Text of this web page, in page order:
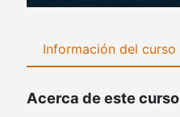
Información del curso
Acerca de este curso